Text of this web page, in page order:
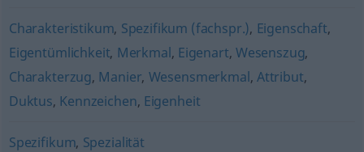
Charakteristikum, Spezifikum (fachspr.), Eigenschaft,
Eigentümlichkeit, Merkmal, Eigenart, Wesenszug,
Charakterzug, Manier, Wesensmerkmal, Attribut,
Duktus, Kennzeichen, Eigenheit
Spezifikum, Spezialität